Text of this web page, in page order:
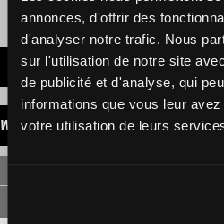
annonces, d'offrir des
d'analyser notre trafic. Nous
sur l'utilisation de notre site
de publicité et d'analyse, qui
informations que vous leur
votre utilisation de leurs
Presence of favorite horses
LATEST NEWS
WINNINGS